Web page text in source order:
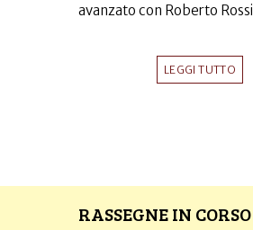
avanzato con Roberto Rossi
LEGGI TUTTO
RASSEGNE IN CORSO